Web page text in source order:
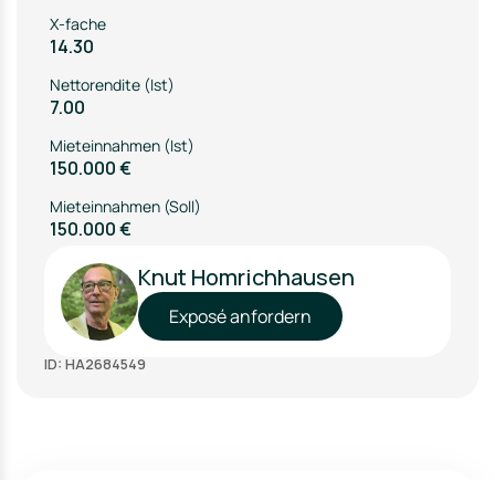
X-fache
14.30
Nettorendite (Ist)
7.00
Mieteinnahmen (Ist)
150.000 €
Mieteinnahmen (Soll)
150.000 €
Knut Homrichhausen
Exposé anfordern
ID: HA2684549